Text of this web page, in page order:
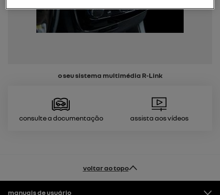
o seu sistema multimédia R-Link
Consulte a documentação Assista aos vídeos
voltar ao topo
Rodapé
manuais de usuário